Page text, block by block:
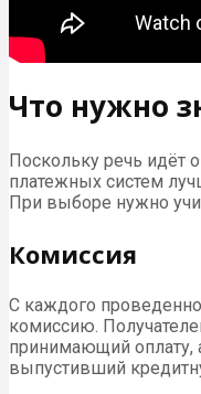
Что нужно
Поскольку речь идёт
платежных систем
При выборе нужно
Комиссия
С каждого
комиссию.
принимающий оплату,
выпустивший